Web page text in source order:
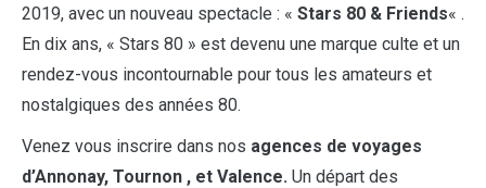
2019, avec un nouveau spectacle : « Stars 80 & Friends« .
En dix ans, « Stars 80 » est devenu une marque culte et un
rendez-vous incontournable pour tous les amateurs et
nostalgiques des années 80.
Venez vous inscrire dans nos agences de voyages
d’Annonay, Tournon , et Valence. Un départ des